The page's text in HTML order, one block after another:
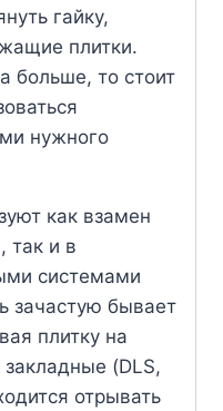
гайку,
плитки.
больше, то стоит
нужного
как взамен
так и в
системами
зачастую бывает
плитку на
(DLS,
отрывать